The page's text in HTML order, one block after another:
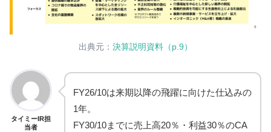
出典元： 決算説明資料（p.9）
タイミーIR担
当者
FY26/10は来期以降の飛躍に向けた仕込みの
1年。
FY30/10までに売上高20％・利益30％のCA